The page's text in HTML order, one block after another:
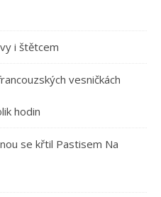
i štětcem
vesničkách
hodin
se křtil Pastisem Na